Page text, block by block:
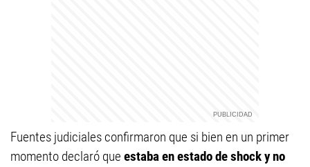
Fuentes judiciales confirmaron que si bien en un primer
momento declaró que estaba en estado de shock y no